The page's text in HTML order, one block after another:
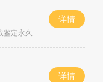
鉴定永久
详情
详情